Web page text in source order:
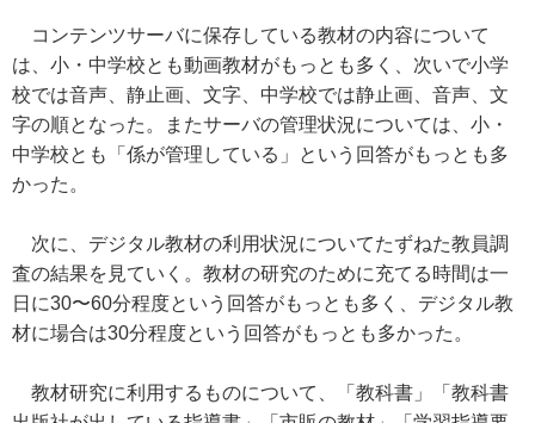
コンテンツサーバに保存している教材の内容について
は、小・中学校とも動画教材がもっとも多く、次いで小学
校では音声、静止画、文字、中学校では静止画、音声、文
字の順となった。またサーバの管理状況については、小・
中学校とも「係が管理している」という回答がもっとも多
かった。
次に、デジタル教材の利用状況についてたずねた教員調
査の結果を見ていく。教材の研究のために充てる時間は一
日に30〜60分程度という回答がもっとも多く、デジタル教
材に場合は30分程度という回答がもっとも多かった。
教材研究に利用するものについて、「教科書」「教科書